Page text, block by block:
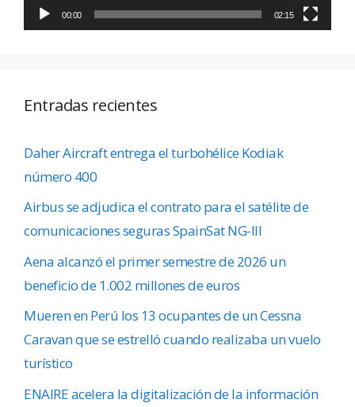
00:00 02:15
Entradas recientes
Daher Aircraft entrega el turbohélice Kodiak
número 400
Airbus se adjudica el contrato para el satélite de
comunicaciones seguras SpainSat NG-III
Aena alcanzó el primer semestre de 2026 un
beneficio de 1.002 millones de euros
Mueren en Perú los 13 ocupantes de un Cessna
Caravan que se estrelló cuando realizaba un vuelo
turístico
ENAIRE acelera la digitalización de la información